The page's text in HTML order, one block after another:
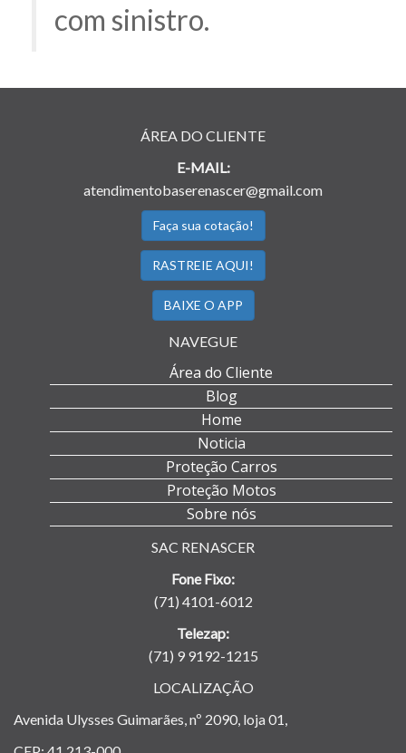
com sinistro.
ÁREA DO CLIENTE
E-MAIL:
atendimentobaserenascer@gmail.com
Faça sua cotação!
RASTREIE AQUI!
BAIXE O APP
NAVEGUE
Área do Cliente
Blog
Home
Noticia
Proteção Carros
Proteção Motos
Sobre nós
SAC RENASCER
Fone Fixo:
(71) 4101-6012
Telezap:
(71) 9 9192-1215
LOCALIZAÇÃO
Avenida Ulysses Guimarães, nº 2090, loja 01,